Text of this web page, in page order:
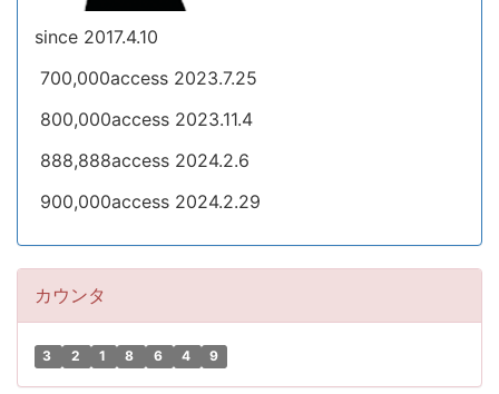
since 2017.4.10
700,000access 2023.7.25
800,000access 2023.11.4
888,888access 2024.2.6
900,000access 2024.2.29
カウンタ
3 2 1 8 6 4 9